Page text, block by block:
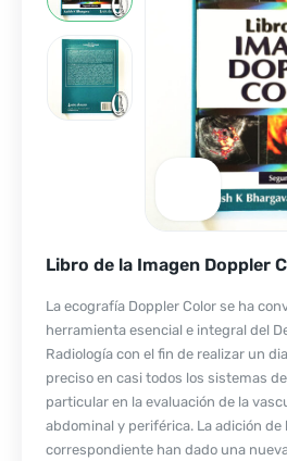
Libro de la Imagen Doppler
La ecografía Doppler Color se ha
herramienta esencial e integral del
Radiología con el fin de realizar un
preciso en casi todos los sistemas
particular en la evaluación de la
abdominal y periférica. La adición
correspondiente han dado una